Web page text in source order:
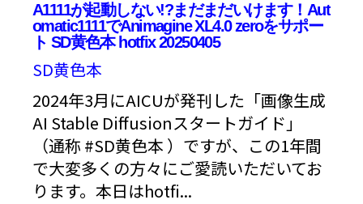
A1111が起動しない!?まだまだいけます！Aut
omatic1111でAnimagine XL4.0 zeroをサポー
ト SD黄色本 hotfix 20250405
SD黄色本
2024年3月にAICUが発刊した「画像生成
AI Stable Diffusionスタートガイド」
（通称 #SD黄色本 ）ですが、この1年間
で大変多くの方々にご愛読いただいてお
ります。本日はhotfi...